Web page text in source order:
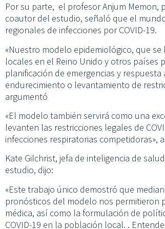
Por su parte, el profesor Anjum Memon,
coautor del estudio, señaló que el
regionales de infecciones por COVID-19.
«Nuestro modelo epidemiológico, que
locales en el Reino Unido y otros países
planificación de emergencias y
endurecimiento o levantamiento de
argumentó
«El modelo también servirá como una
levanten las restricciones legales de
infecciones respiratorias competidoras»,
Kate Gilchrist, jefa de inteligencia de
estudio, dijo:
«Este trabajo único demostró que
pronósticos del modelo nos permitieron
médica, así como la formulación de
COVID-19 en la población local. .